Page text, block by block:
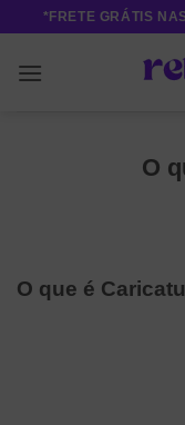
content
*FRETE GRÁTIS
O
O que é